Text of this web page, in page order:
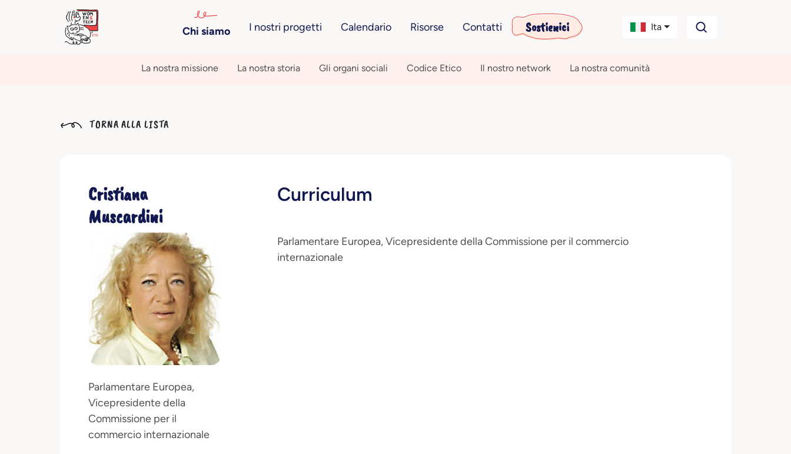
Chi siamo I nostri progetti Calendario Risorse Contatti Sostienici Ita
La nostra missione La nostra storia Gli organi sociali Codice Etico Il nostro network La nostra comunità
TORNA ALLA LISTA
Cristiana
Muscardini
Parlamentare Europea,
Vicepresidente della
Commissione per il
commercio internazionale
Curriculum
Parlamentare Europea, Vicepresidente della Commissione per il commercio
internazionale